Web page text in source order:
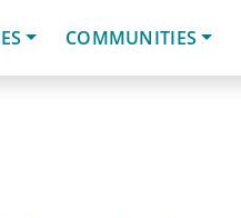
COMMUNITIES